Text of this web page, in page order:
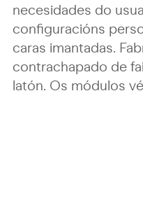
necesidades do
configuracións
caras imantadas.
contrachapado de
latón. Os módulos